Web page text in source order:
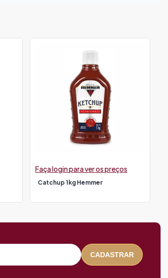
Catchup 1kg Hemmer
Faça login para ver os preços
CADASTRAR